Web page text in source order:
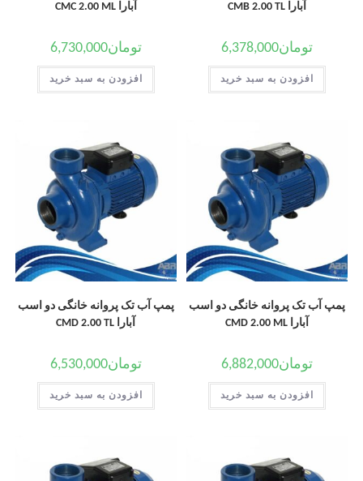
آبارا CMB 2.00 TL
تومان6,378,000
افزودن به سبد خرید
آبارا CMC 2.00 ML
تومان6,730,000
افزودن به سبد خرید
پمپ آب تک پروانه خانگی دو اسب
آبارا CMD 2.00 ML
تومان6,882,000
افزودن به سبد خرید
پمپ آب تک پروانه خانگی دو اسب
آبارا CMD 2.00 TL
تومان6,530,000
افزودن به سبد خرید